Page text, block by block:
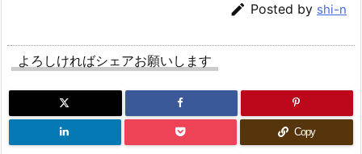
 Posted by shi-n
よろしければシェアお願いします
Copy